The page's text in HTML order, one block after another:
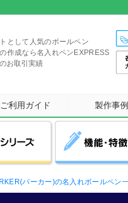
として人気のボールペン
作成なら名入れペンEXPRESS
お取引実績
ご利用ガイド 製作事例
カームメタル ス
ットストリーム
色ボールペン タ
オリジナル商品 ZEBRA(ゼブ
会・イベント オープ
パーカー)の名入れボールペン